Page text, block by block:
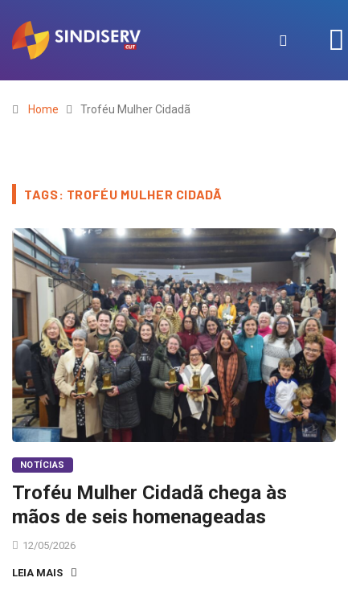
Home Troféu Mulher Cidadã
TAGS: TROFÉU MULHER CIDADÃ
NOTÍCIAS
Troféu Mulher Cidadã chega às
mãos de seis homenageadas
12/05/2026
LEIA MAIS